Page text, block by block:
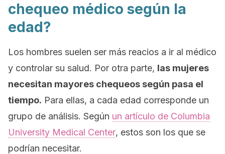
chequeo médico según la
edad?
Los hombres suelen ser más reacios a ir al médico
y controlar su salud. Por otra parte, las mujeres
necesitan mayores chequeos según pasa el
tiempo. Para ellas, a cada edad corresponde un
grupo de análisis. Según un artículo de Columbia
University Medical Center, estos son los que se
podrían necesitar.